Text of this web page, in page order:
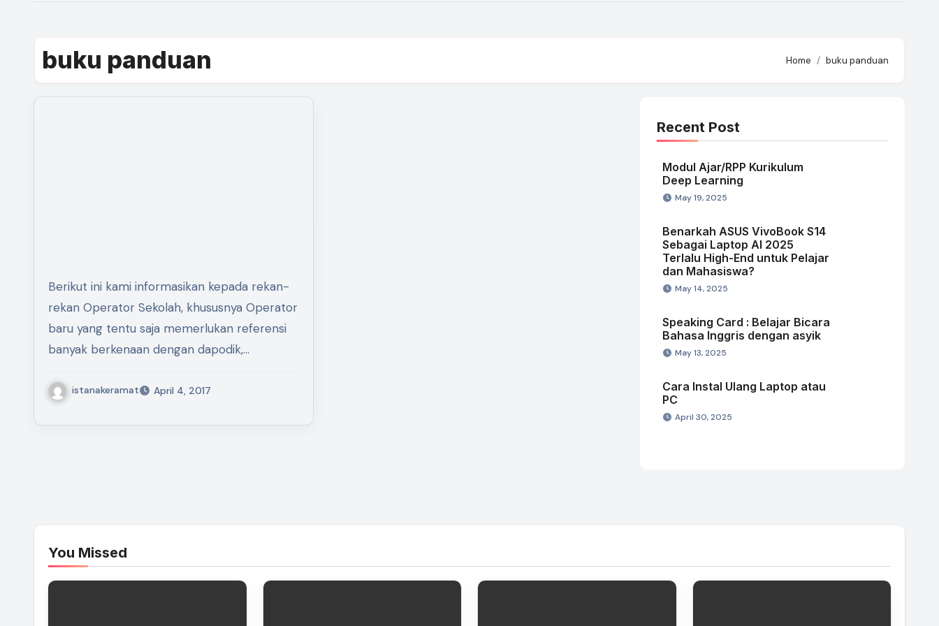
buku panduan Home buku panduan
Berikut ini kami informasikan kepada rekan-
rekan Operator Sekolah, khususnya Operator
baru yang tentu saja memerlukan referensi
banyak berkenaan dengan dapodik,…
istanakeramat April 4, 2017
Recent Post
Modul Ajar/RPP Kurikulum
Deep Learning
May 19, 2025
Benarkah ASUS VivoBook S14
Sebagai Laptop AI 2025
Terlalu High-End untuk Pelajar
dan Mahasiswa?
May 14, 2025
Speaking Card : Belajar Bicara
Bahasa Inggris dengan asyik
May 13, 2025
Cara Instal Ulang Laptop atau
PC
April 30, 2025
You Missed